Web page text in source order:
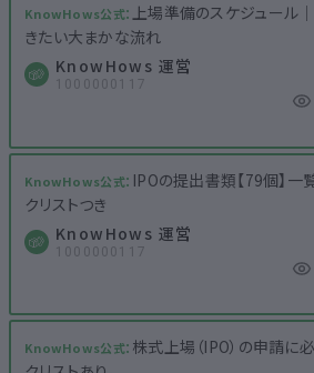
上場準備のスケジュール
きたい大まかな流れ
KnowHows 運営
1000000117
IPOの提出書類【79個】
クリストつき
KnowHows 運営
1000000117
株式上場（IPO）の申請に